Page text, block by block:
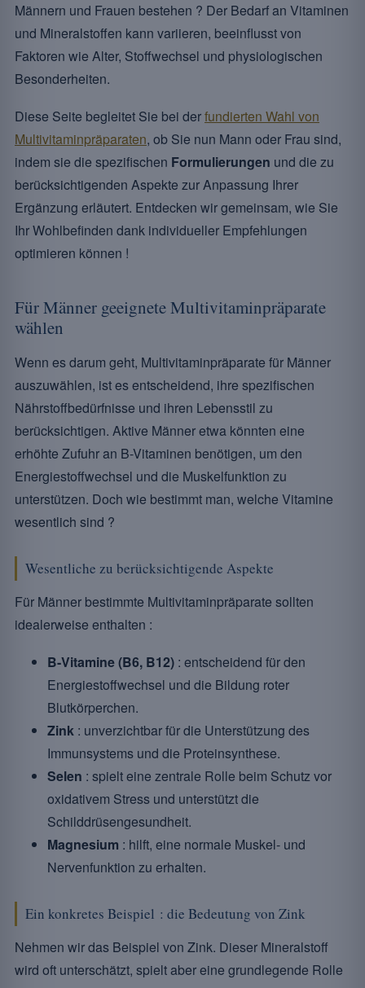
Männern und Frauen bestehen ? Der Bedarf an Vitaminen
und Mineralstoffen kann variieren, beeinflusst von
Faktoren wie Alter, Stoffwechsel und physiologischen
Besonderheiten.
Diese Seite begleitet Sie bei derfundierten Wahl von
Multivitaminpräparaten, ob Sie nun Mann oder Frau sind,
indem sie die spezifischen Formulierungen und die zu
berücksichtigenden Aspekte zur Anpassung Ihrer
Ergänzung erläutert. Entdecken wir gemeinsam, wie Sie
Ihr Wohlbefinden dank individueller Empfehlungen
optimieren können !
Für Männer geeignete Multivitaminpräparate
wählen
Wenn es darum geht, Multivitaminpräparate für Männer
auszuwählen, ist es entscheidend, ihre spezifischen
Nährstoffbedürfnisse und ihren Lebensstil zu
berücksichtigen. Aktive Männer etwa könnten eine
erhöhte Zufuhr an B-Vitaminen benötigen, um den
Energiestoffwechsel und die Muskelfunktion zu
unterstützen. Doch wie bestimmt man, welche Vitamine
wesentlich sind ?
Wesentliche zu berücksichtigende Aspekte
Für Männer bestimmte Multivitaminpräparate sollten
idealerweise enthalten :
B-Vitamine (B6, B12) : entscheidend für den
Energiestoffwechsel und die Bildung roter
Blutkörperchen.
Zink : unverzichtbar für die Unterstützung des
Immunsystems und die Proteinsynthese.
Selen : spielt eine zentrale Rolle beim Schutz vor
oxidativem Stress und unterstützt die
Schilddrüsengesundheit.
Magnesium : hilft, eine normale Muskel- und
Nervenfunktion zu erhalten.
Ein konkretes Beispiel : die Bedeutung von Zink
Nehmen wir das Beispiel von Zink. Dieser Mineralstoff
wird oft unterschätzt, spielt aber eine grundlegende Rolle